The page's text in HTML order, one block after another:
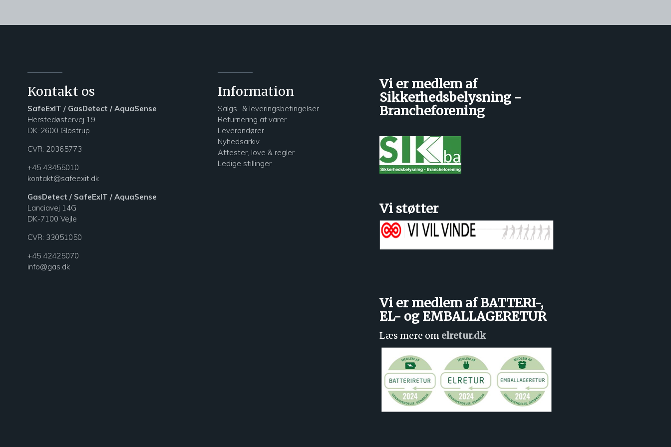
Kontakt os
SafeExIT / GasDetect / AquaSense
Herstedøstervej 19
DK-2600 Glostrup
CVR: 20365773
+45 43455010
kontakt@safeexit.dk
GasDetect / SafeExIT / AquaSense
Lanciavej 14G
DK-7100 Vejle
CVR: 33051050
+45 42425070
info@gas.dk
Information
Salgs- & leveringsbetingelser
Returnering af varer
Leverandører
Nyhedsarkiv
Attester, love & regler
Ledige stillinger
Vi er medlem af
Sikkerhedsbelysning -
Brancheforening
Vi støtter
Vi er medlem af BATTERI-,
EL- og EMBALLAGERETUR
Læs mere om elretur.dk